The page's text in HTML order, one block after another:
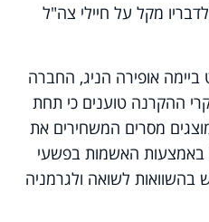
מקל על חיילי צה"ל
הסרט ביימה אופירה הניג, החברה
ההקרנה טוענים כי תחת
מסרים המשחירים את
באמצעות האשמות בפשעי
לשואה ולגרמניה